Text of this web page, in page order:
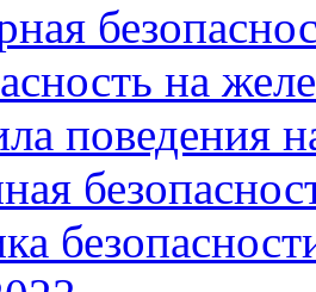
на
поведения